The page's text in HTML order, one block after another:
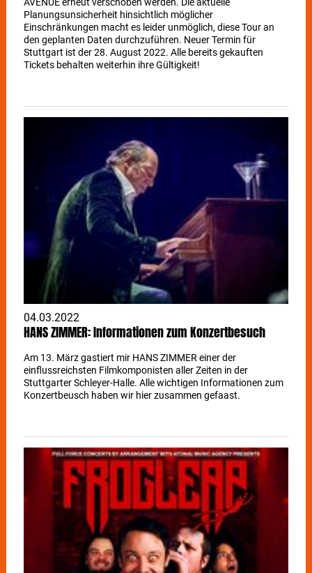
wie die erfolgreiche ProSieben-Show – Endemol Shine Group
Germany und Banijay Productions Germany zeichnen dafür
verantwortlich. Veranstaltet wird „The Masked Singer – Live
on Tour 2023“ von der FKP Scorpio Konzertproduktionen
GmbH/FKP Show Creations GmbH. Tickets für „The Masked
Singer – Live on Tour 2023“ im Frühjahr kommenden Jahres
bekannten CTS-VVK-Stellen sowie unter der Hotline 01806 –
570070 (0,20 €/Anruf aus dem Festnetz, Mobilfunk max. 0,60
Informationen zu „The Masked Singer – Live in Tour 2023“
auf www.themaskedsinger.de. *Quelle: Basis: Marktstandard
TV | Quelle: AGF in Zusammenarbeit mit GfK | videoSCOPE |
Seven.One Entertainment Group | Business Intelligence;
Erstellt: 20.3.2022 (vorläufig gewichtet)
Planungsunsicherheit hinsichtlich möglicher
Einschränkungen macht es leider unmöglich, diese Tour an
den geplanten Daten durchzuführen. Neuer Termin für
Stuttgart ist der 28. August 2022. Alle bereits gekauften
Tickets behalten weiterhin ihre Gültigkeit!
04.03.2022
HANS ZIMMER: Informationen zum Konzertbesuch
Am 13. März gastiert mir HANS ZIMMER einer der
einflussreichsten Filmkomponisten aller Zeiten in der
Stuttgarter Schleyer-Halle. Alle wichtigen Informationen zum
Konzertbeusch haben wir hier zusammen gefaast.